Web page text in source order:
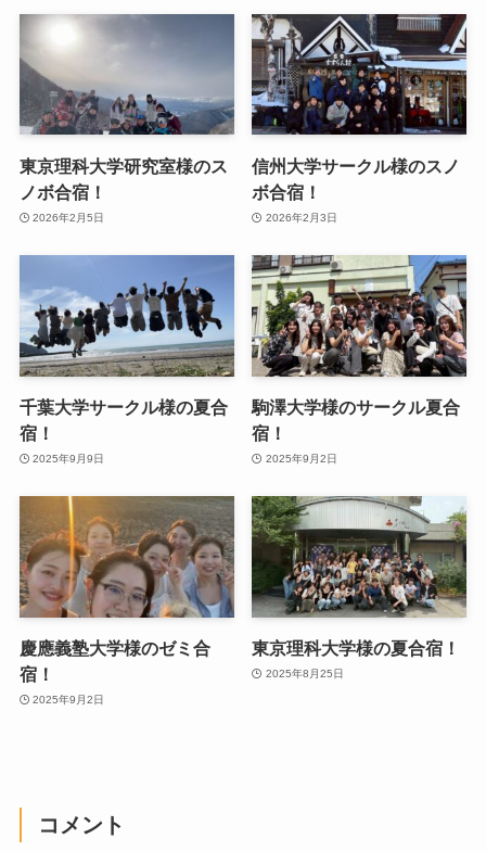
東京理科大学研究室様のス
ノボ合宿！
2026年2月5日
信州大学サークル様のスノ
ボ合宿！
2026年2月3日
千葉大学サークル様の夏合
宿！
2025年9月9日
駒澤大学様のサークル夏合
宿！
2025年9月2日
慶應義塾大学様のゼミ合
宿！
2025年9月2日
東京理科大学様の夏合宿！
2025年8月25日
コメント